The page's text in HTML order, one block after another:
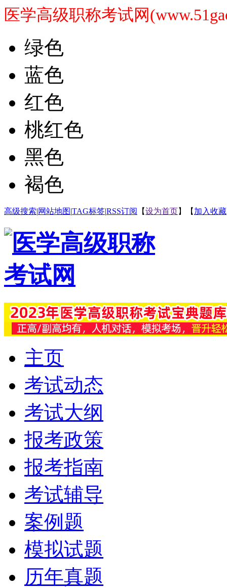
医学高级职称考试网
绿色
蓝色
红色
桃红色
黑色
褐色
高级搜索|网站地图|TAG标签|RSS订阅 【设为首页】【 加入收藏
主页
考试动态
考试大纲
报考政策
报考指南
考试辅导
案例题
模拟试题
历年真题